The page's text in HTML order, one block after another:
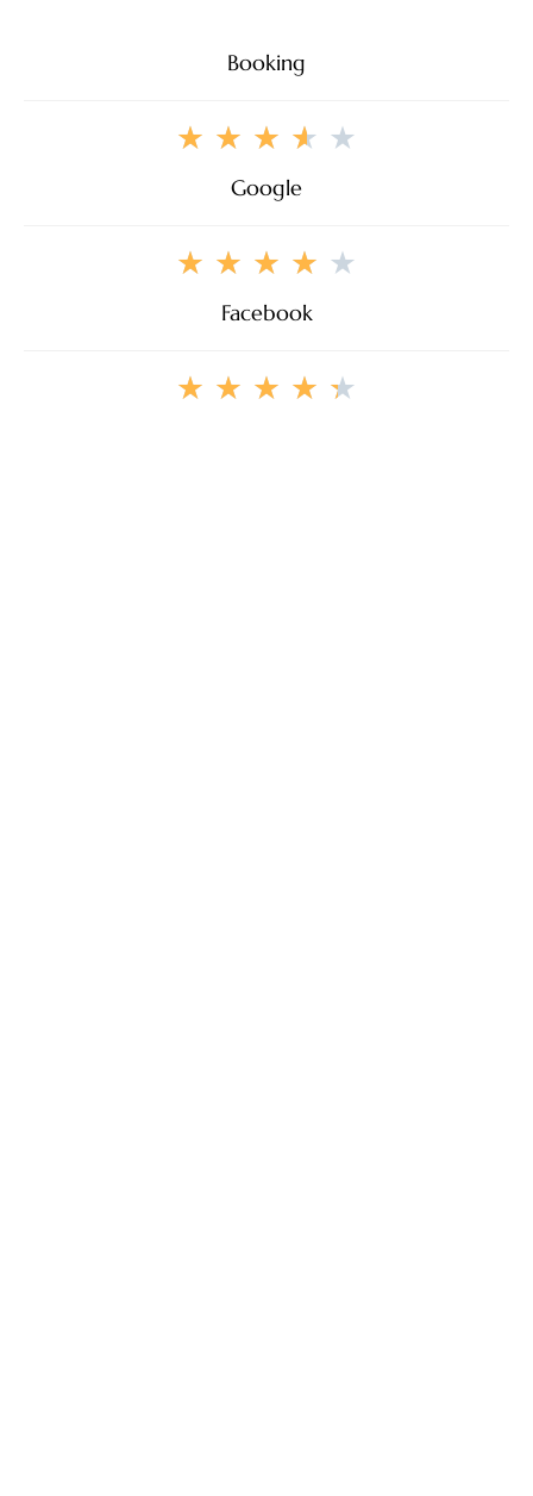
Booking
★ ★ ★ ★ ★
Google
★ ★ ★ ★ ★
Facebook
★ ★ ★ ★ ★